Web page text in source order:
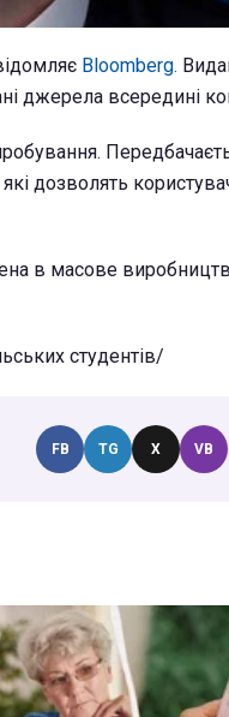
Bloomberg.
джерела всередині
дозволять
в масове
студентів/
FB TG X VB